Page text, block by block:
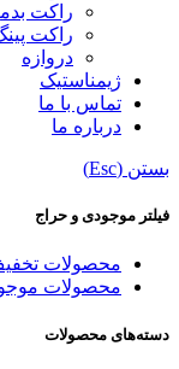
راکت
راکت
دروازه
ژیمناستیک
تماس با ما
درباره ما
بستن (Esc)
فیلتر موجودی و حراج
محصولات
محصولات
دسته‌های محصولات